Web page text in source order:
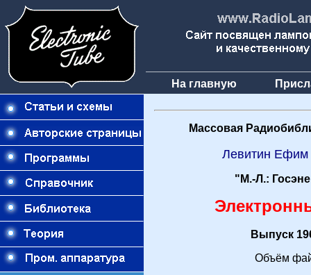
На главную
Массовая
Левитин Ефим
"М.-Л.:
Выпуск
Объём